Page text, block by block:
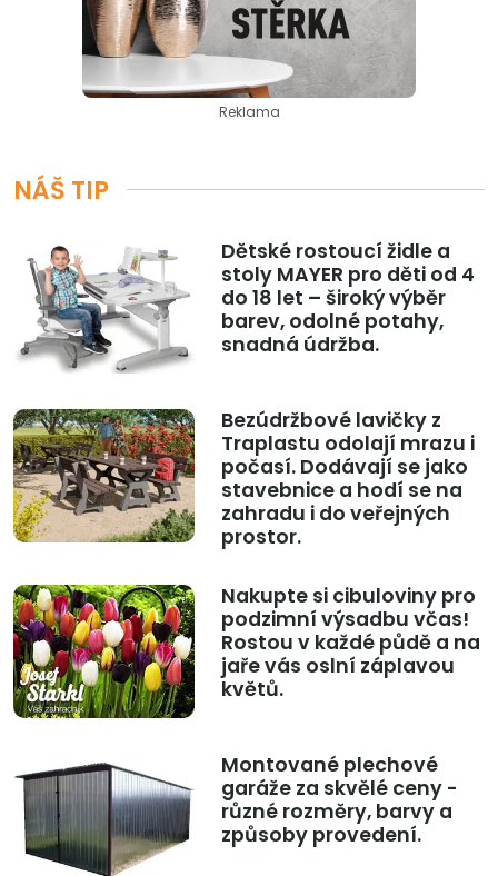
Reklama
NÁŠ TIP
Dětské rostoucí židle a
stoly MAYER pro děti od 4
do 18 let – široký výběr
barev, odolné potahy,
snadná údržba.
Bezúdržbové lavičky z
Traplastu odolají mrazu i
počasí. Dodávají se jako
stavebnice a hodí se na
zahradu i do veřejných
prostor.
Nakupte si cibuloviny pro
podzimní výsadbu včas!
Rostou v každé půdě a na
jaře vás oslní záplavou
květů.
Montované plechové
garáže za skvělé ceny -
různé rozměry, barvy a
způsoby provedení.